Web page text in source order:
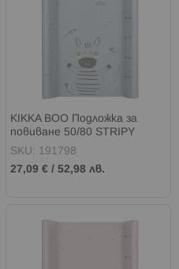
KIKKA BOO Подложка за
повиване 50/80 STRIPY
FRIENDS
SKU: 191798
27,09 € / 52,98 лв.